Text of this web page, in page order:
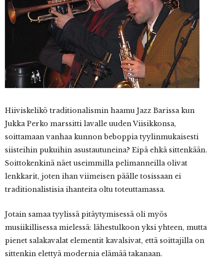
Hiiviskelikö traditionalismin haamu Jazz Barissa kun
Jukka Perko marssitti lavalle uuden Viisikkonsa,
soittamaan vanhaa kunnon beboppia tyylinmukaisesti
siisteihin pukuihin asustautuneina? Eipä ehkä sittenkään.
Soittokenkinä näet useimmilla pelimanneilla olivat
lenkkarit, joten ihan viimeisen päälle tosissaan ei
traditionalistisia ihanteita oltu toteuttamassa.
Jotain samaa tyylissä pitäytymisessä oli myös
musiikillisessa mielessä: lähestulkoon yksi yhteen, mutta
pienet salakavalat elementit kavalsivat, että soittajilla on
sittenkin elettyä modernia elämää takanaan.